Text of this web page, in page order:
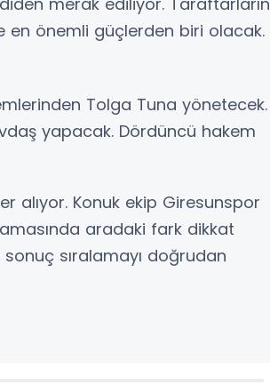
en önemli güçlerden biri olacak.
Tolga Tuna yönetecek.
yapacak. Dördüncü hakem
alıyor. Konuk ekip Giresunspor
aradaki fark dikkat
sıralamayı doğrudan